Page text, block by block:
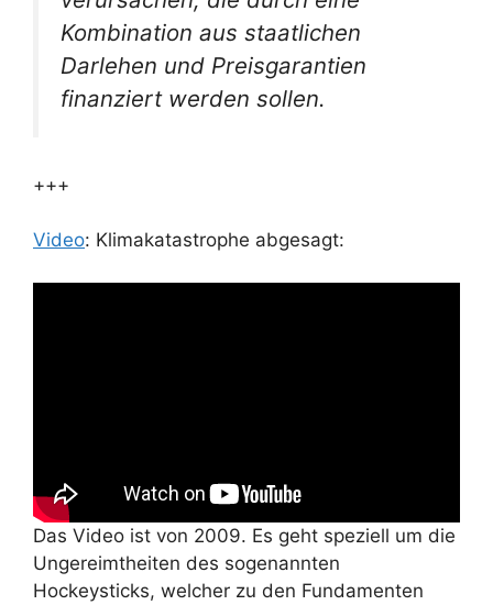
Kombination aus staatlichen
Darlehen und Preisgarantien
finanziert werden sollen.
+++
Video: Klimakatastrophe abgesagt:
Das Video ist von 2009. Es geht speziell um die
Ungereimtheiten des sogenannten
Hockeysticks, welcher zu den Fundamenten